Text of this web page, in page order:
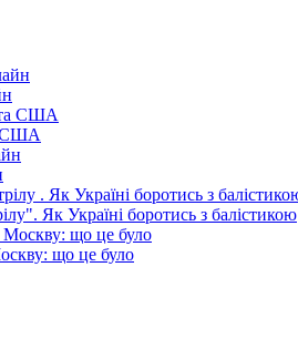
США
Як Україні боротись з балістикою
що це було